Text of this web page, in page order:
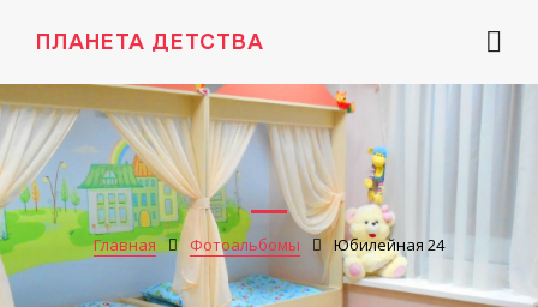
ПЛАНЕТА ДЕТСТВА
Главная Фотоальбомы Юбилейная 24